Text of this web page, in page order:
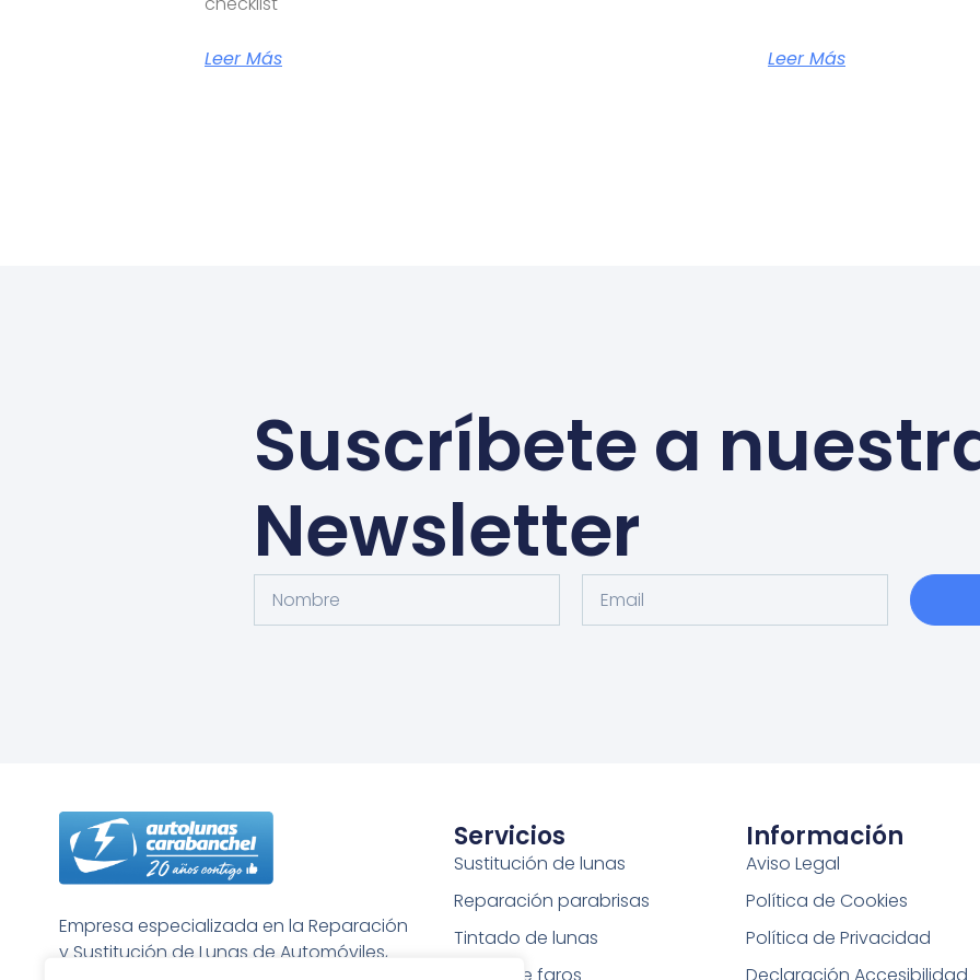
Leer Más Leer Más
Suscríbete a
Newsletter
Empresa especializada en la Reparación
y Sustitución de Lunas de Automóviles,
Servicios
Sustitución de lunas
Reparación parabrisas
Tintado de lunas
Pulido de faros
Información
Aviso Legal
Política de Cookies
Política de Privacidad
Declaración Accesibilidad